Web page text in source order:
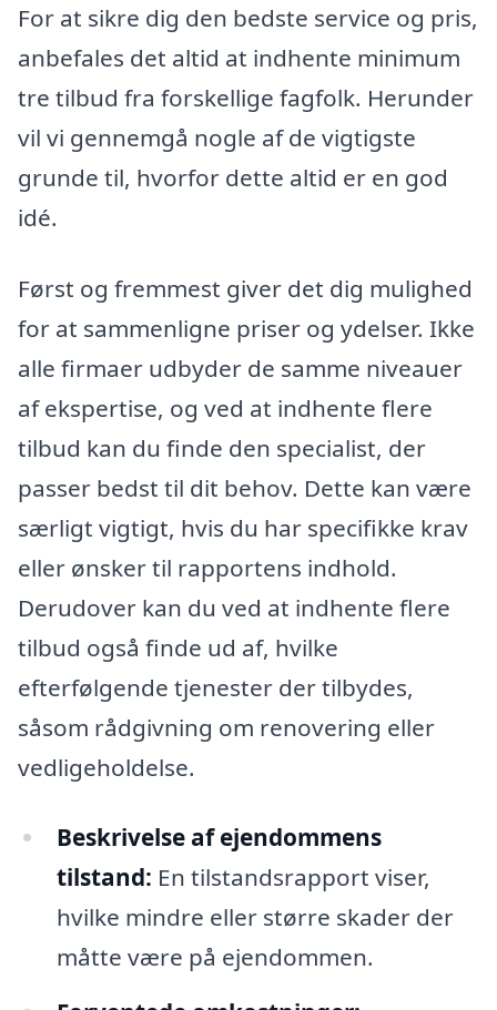
For at sikre dig den bedste service og pris,
anbefales det altid at indhente minimum
tre tilbud fra forskellige fagfolk. Herunder
vil vi gennemgå nogle af de vigtigste
grunde til, hvorfor dette altid er en god
idé.
Først og fremmest giver det dig mulighed
for at sammenligne priser og ydelser. Ikke
alle firmaer udbyder de samme niveauer
af ekspertise, og ved at indhente flere
tilbud kan du finde den specialist, der
passer bedst til dit behov. Dette kan være
særligt vigtigt, hvis du har specifikke krav
eller ønsker til rapportens indhold.
Derudover kan du ved at indhente flere
tilbud også finde ud af, hvilke
efterfølgende tjenester der tilbydes,
såsom rådgivning om renovering eller
vedligeholdelse.
Beskrivelse af ejendommens
tilstand: En tilstandsrapport viser,
hvilke mindre eller større skader der
måtte være på ejendommen.